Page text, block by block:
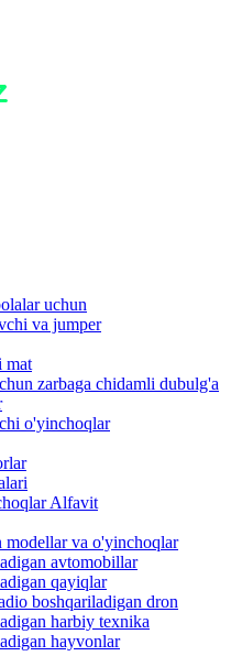
uchun
va jumper
mat
zarbaga chidamli dubulg'a
o'yinchoqlar
Alfavit
modellar va o'yinchoqlar
avtomobillar
qayiqlar
boshqariladigan dron
harbiy texnika
hayvonlar